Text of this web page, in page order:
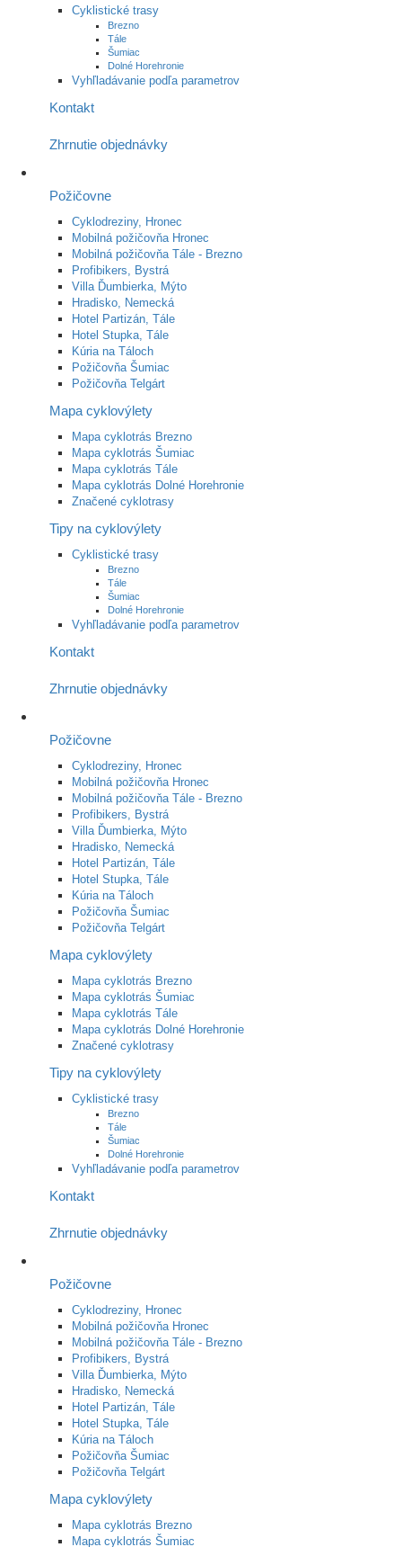
Cyklistické trasy
Brezno
Tále
Šumiac
Dolné Horehronie
Vyhľladávanie podľa parametrov
Kontakt
Zhrnutie objednávky
Požičovne
Cyklodreziny, Hronec
Mobilná požičovňa Hronec
Mobilná požičovňa Tále - Brezno
Profibikers, Bystrá
Villa Ďumbierka, Mýto
Hradisko, Nemecká
Hotel Partizán, Tále
Hotel Stupka, Tále
Kúria na Táloch
Požičovňa Šumiac
Požičovňa Telgárt
Mapa cyklovýlety
Mapa cyklotrás Brezno
Mapa cyklotrás Šumiac
Mapa cyklotrás Tále
Mapa cyklotrás Dolné Horehronie
Značené cyklotrasy
Tipy na cyklovýlety
Cyklistické trasy
Brezno
Tále
Šumiac
Dolné Horehronie
Vyhľladávanie podľa parametrov
Kontakt
Zhrnutie objednávky
Požičovne
Cyklodreziny, Hronec
Mobilná požičovňa Hronec
Mobilná požičovňa Tále - Brezno
Profibikers, Bystrá
Villa Ďumbierka, Mýto
Hradisko, Nemecká
Hotel Partizán, Tále
Hotel Stupka, Tále
Kúria na Táloch
Požičovňa Šumiac
Požičovňa Telgárt
Mapa cyklovýlety
Mapa cyklotrás Brezno
Mapa cyklotrás Šumiac
Mapa cyklotrás Tále
Mapa cyklotrás Dolné Horehronie
Značené cyklotrasy
Tipy na cyklovýlety
Cyklistické trasy
Brezno
Tále
Šumiac
Dolné Horehronie
Vyhľladávanie podľa parametrov
Kontakt
Zhrnutie objednávky
Požičovne
Cyklodreziny, Hronec
Mobilná požičovňa Hronec
Mobilná požičovňa Tále - Brezno
Profibikers, Bystrá
Villa Ďumbierka, Mýto
Hradisko, Nemecká
Hotel Partizán, Tále
Hotel Stupka, Tále
Kúria na Táloch
Požičovňa Šumiac
Požičovňa Telgárt
Mapa cyklovýlety
Mapa cyklotrás Brezno
Mapa cyklotrás Šumiac